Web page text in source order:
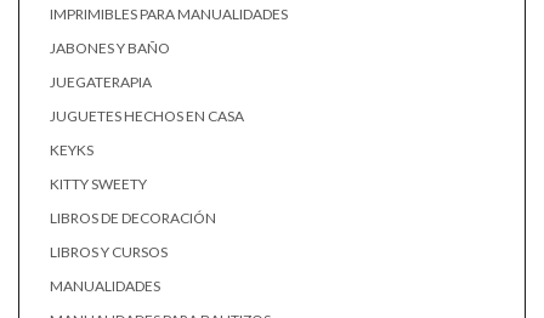
IMPRIMIBLES PARA MANUALIDADES
JABONES Y BAÑO
JUEGATERAPIA
JUGUETES HECHOS EN CASA
KEYKS
KITTY SWEETY
LIBROS DE DECORACIÓN
LIBROS Y CURSOS
MANUALIDADES